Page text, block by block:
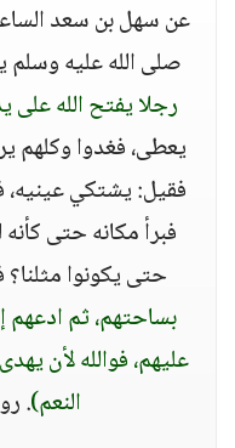
عن سهل بن سعد
صلى الله عليه
رجلا يفتح الله على
يعطى، فغدوا وكلهم
فقيل: يشتكي عينيه،
فبرأ مكانه حتى
حتى يكونوا
بساحتهم، ثم ادعهم
عليهم، فوالله لأن
النعم).